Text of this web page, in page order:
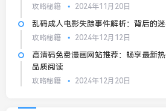
攻略秘籍 2024年11月20日
乱码成人电影失踪事件解析：背后的
攻略秘籍 2024年12月12日
高清码免费漫画网站推荐：畅享最新
品质阅读
攻略秘籍 2024年12月20日